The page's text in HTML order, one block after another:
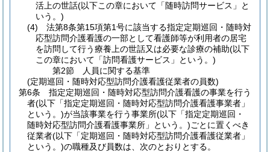
活上の世話(以下この章において「随時訪問サービス」と
いう。)
(4)
法第8条第15項第1号に該当する指定定期巡回・随時対
応型訪問介護看護の一部として看護師等が利用者の居宅
を訪問して行う療養上の世話又は必要な診療の補助(以下
この章において「訪問看護サービス」という。)
第2節
人員に関する基準
(定期巡回・随時対応型訪問介護看護従業者の員数)
第6条
指定定期巡回・随時対応型訪問介護看護の事業を行う
者(以下「指定定期巡回・随時対応型訪問介護看護事業者」
という。)が当該事業を行う事業所(以下「指定定期巡回・
随時対応型訪問介護看護事業所」という。)ごとに置くべき
従業者(以下「定期巡回・随時対応型訪問介護看護従業者」
という。)の職種及び員数は、次のとおりとする。